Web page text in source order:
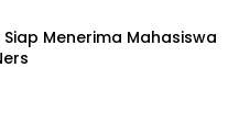
Menerima Mahasiswa